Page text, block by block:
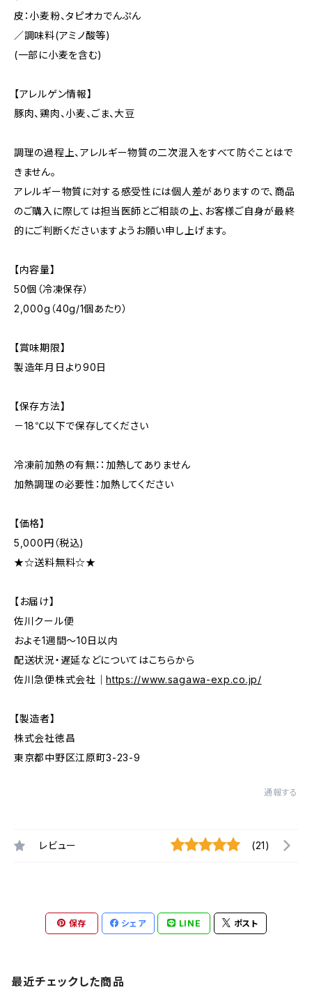
皮：小麦粉、タピオカでんぷん
／調味料(アミノ酸等)
(一部に小麦を含む)
【アレルゲン情報】
豚肉、鶏肉、小麦、ごま、大豆
調理の過程上、アレルギー物質の二次混入をすべて防ぐことはで
きません。
アレルギー物質に対する感受性には個人差がありますので、商品
のご購入に際しては担当医師とご相談の上、お客様ご自身が最終
的にご判断くださいますようお願い申し上げます。
【内容量】
50個（冷凍保存）
2,000g（40g/1個あたり）
【賞味期限】
製造年月日より90日
【保存方法】
－18℃以下で保存してください
冷凍前加熱の有無：：加熱してありません
加熱調理の必要性：加熱してください
【価格】
5,000円（税込)
★☆送料無料☆★
【お届け】
佐川クール便
およそ1週間〜10日以内
配送状況・遅延などについてはこちらから
佐川急便株式会社｜https://www.sagawa-exp.co.jp/
【製造者】
株式会社徳昌
東京都中野区江原町3-23-9
通報する
レビュー (21)
保存 シェア LINE ポスト
最近チェックした商品